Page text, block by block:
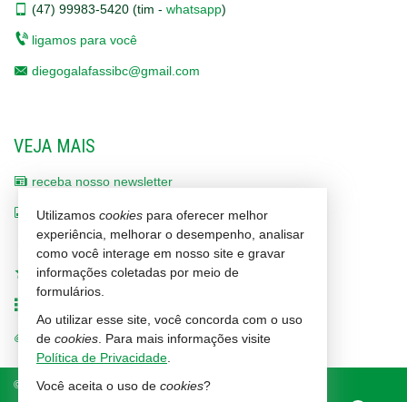
(47) 99983-5420 (tim - whatsapp)
ligamos para você
diegogalafassibc@gmail.com
VEJA MAIS
receba nosso newsletter
indicadores financeiros
cadastre seu imóvel
imóveis favoritos
trabalhe conosco
© 2026 CRECI/SC 1464-J Política de Privacidade
Utilizamos cookies para oferecer melhor
experiência, melhorar o desempenho, analisar
como você interage em nosso site e gravar
informações coletadas por meio de
formulários.
Ao utilizar esse site, você concorda com o uso
de cookies . Para mais informações visite
Política de Privacidade
Você aceita o uso de cookies?